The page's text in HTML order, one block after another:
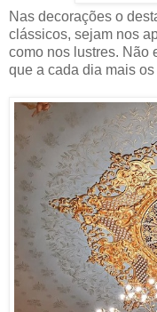
Nas decorações o
clássicos, sejam nos
como nos lustres. Não
que a cada dia mais os